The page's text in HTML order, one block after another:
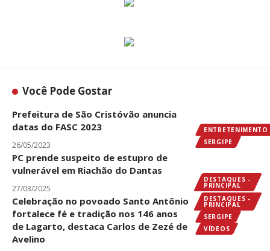
Você Pode Gostar
ENTRETENIMENTO
SERGIPE
Prefeitura de São Cristóvão anuncia
datas do FASC 2023
26/05/2023
DESTAQUES -
PRINCIPAL
PC prende suspeito de estupro de
vulnerável em Riachão do Dantas
27/03/2025
DESTAQUES -
PRINCIPAL
SERGIPE
VÍDEOS
Celebração no povoado Santo Antônio
fortalece fé e tradição nos 146 anos
de Lagarto, destaca Carlos de Zezé de
Avelino